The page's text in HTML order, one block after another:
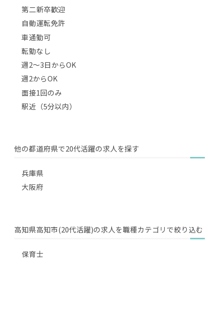
第二新卒歓迎
自動運転免許
車通勤可
転勤なし
週2〜3日からOK
週2からOK
面接1回のみ
駅近（5分以内）
他の都道府県で20代活躍の求人を探す
兵庫県
大阪府
高知県高知市(20代活躍)の求人を職種カテゴリで絞り込む
保育士